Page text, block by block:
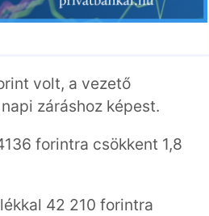
volt, a vezető
záráshoz képest.
forintra csökkent 1,8
42 210 forintra